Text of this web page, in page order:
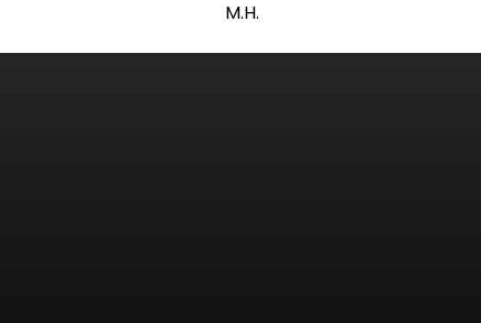
M.H.